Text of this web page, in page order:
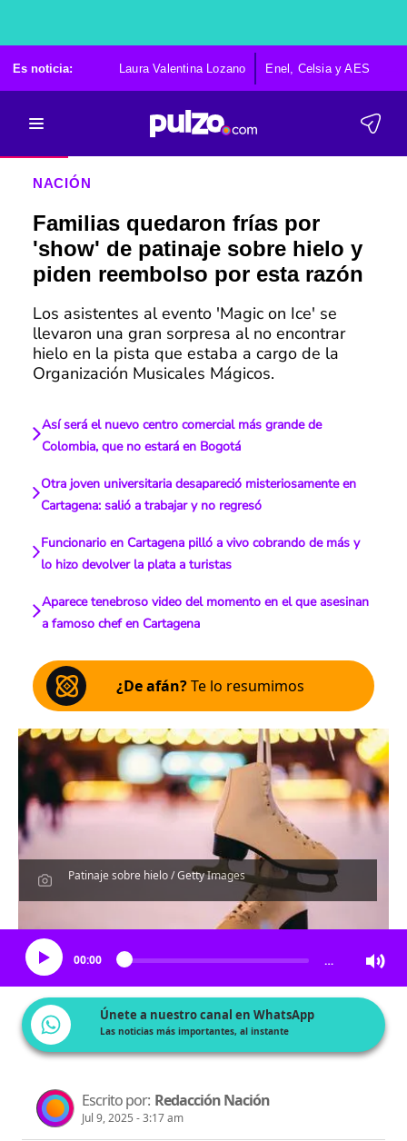
Es noticia: Laura Valentina Lozano Enel, Celsia y AES
NACIÓN
Familias quedaron frías por
'show' de patinaje sobre hielo y
piden reembolso por esta razón
Los asistentes al evento 'Magic on Ice' se
llevaron una gran sorpresa al no encontrar
hielo en la pista que estaba a cargo de la
Organización Musicales Mágicos.
Así será el nuevo centro comercial más grande de
Colombia, que no estará en Bogotá
Otra joven universitaria desapareció misteriosamente en
Cartagena: salió a trabajar y no regresó
Funcionario en Cartagena pilló a vivo cobrando de más y
lo hizo devolver la plata a turistas
Aparece tenebroso video del momento en el que asesinan
a famoso chef en Cartagena
¿De afán?Te lo resumimos
Patinaje sobre hielo / Getty Images
Escucha el artículo
00:00 …
Únete a nuestro canal en WhatsApp
Las noticias más importantes, al instante
Escrito por: Redacción Nación
Jul 9, 2025 - 3:17 am